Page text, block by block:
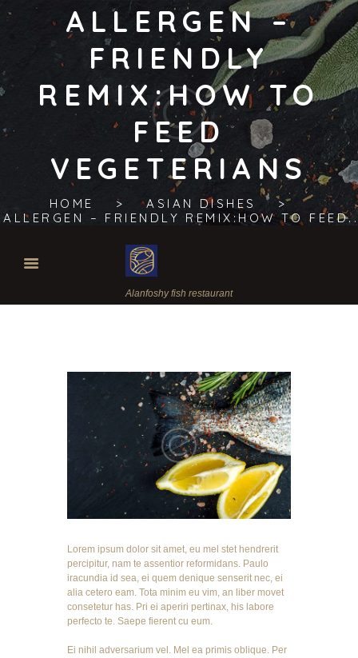
ALLERGEN –
FRIENDLY
REMIX:HOW TO
FEED
VEGETERIANS
HOME
ASIAN DISHES
ALLERGEN – FRIENDLY REMIX:HOW TO
Alanfoshy fish restaurant
Lorem ipsum dolor sit amet, eu mel stet hendrerit
percipitur, nam te assentior reformidans. Paulo
iracundia id sea, ei quem denique senserit nec, ei
alia cetero eam. Tota minim eu vim, an liber movet
consetetur has. Pri ei aperiri pertinax, his labore
perfecto te. Saepe fierent cu eum.
Ei nihil adversarium vel. Mel ea primis oblique. Per